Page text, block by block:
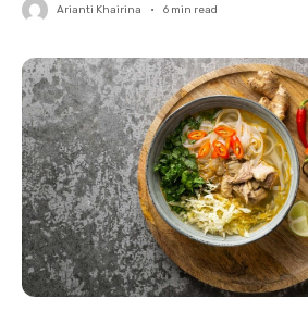
Arianti Khairina • 6 min read